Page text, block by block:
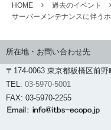
HOME
過去のイベント
サーバーメンテナンスに伴う
所在地・お問い合わせ先
〒174-0063 東京都板橋区前野
TEL: 03-5970-5001
FAX: 03-5970-2255